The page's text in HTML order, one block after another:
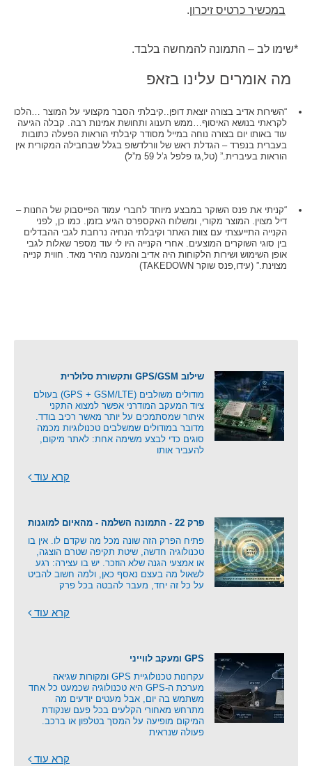
במכשיר כרטיס זיכרון.
*שימו לב – התמונה להמחשה בלבד.
מה אומרים עלינו בזאפ
“השירות אדיב בצורה יוצאת דופן..קיבלתי הסבר מקצועי על המוצר …הלכו
לקראתי בנושא האיסוף…ממש תענוג ותחושת אמינות רבה. קבלה הגיעה
עוד באותו יום בצורה נוחה במייל מסודר קיבלתי הוראות הפעלה כתובות
בעברית בנפרד – הגדלת ראש של וורלדשופ בגלל שבחבילה המקורית אין
הוראות בעיברית.” (טל,גז פלפל ג’ל 59 מ”ל)
“קניתי את פנס השוקר במבצע מיוחד לחברי עמוד הפייסבוק של החנות –
דיל מצוין. המוצר מקורי, ומשלוח האקספרס הגיע בזמן. כמו כן, לפני
הקנייה התייעצתי עם צוות האתר וקיבלתי הנחיה נרחבת לגבי ההבדלים
בין סוגי השוקרים המוצעים. אחרי הקנייה היו לי עוד מספר שאלות לגבי
אופן השימוש ושירות הלקוחות היה אדיב והמענה מהיר מאד. חווית קנייה
מצוינת.” (עידו,פנס שוקר TAKEDOWN)
שילוב GPS/GSM ותקשורת סלולרית
מודולים משולבים (GPS + GSM/LTE) בעולם
ציוד המעקב המודרני אפשר למצוא התקני
איתור שמסתמכים על יותר מאשר רכיב בודד.
מדובר במודולים שמשלבים טכנולוגיות מכמה
סוגים כדי לבצע משימה אחת: לאתר מיקום,
להעביר אותו
קרא עוד
פרק 22 - התמונה השלמה - מהאיום למוגנות
פתיח הפרק הזה שונה מכל מה שקדם לו. אין בו
טכנולוגיה חדשה, שיטת תקיפה שטרם הוצגה,
או אמצעי הגנה שלא הוזכר. יש בו עצירה: רגע
לשאול מה בעצם נאסף כאן, ולמה חשוב להביט
על כל זה יחד, מעבר להבטה בכל פרק
קרא עוד
GPS ומעקב לווייני
עקרונות טכנולוגיית GPS ומקורות שגיאה
מערכת ה-GPS היא טכנולוגיה שכמעט כל אחד
משתמש בה יום, אבל מעטים יודעים מה
מתרחש מאחורי הקלעים בכל פעם שנקודת
המיקום מופיעה על המסך בטלפון או ברכב.
פעולה שנראית
קרא עוד